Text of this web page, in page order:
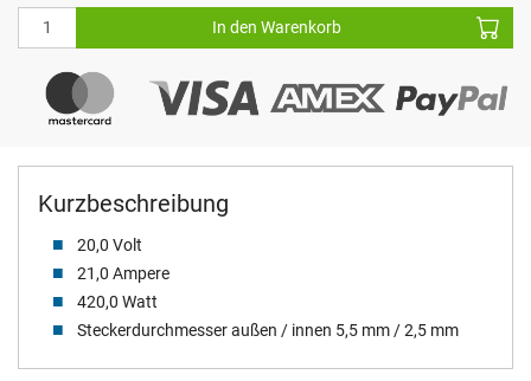
Kurzbeschreibung
20,0 Volt
21,0 Ampere
420,0 Watt
Steckerdurchmesser außen / innen 5,5 mm / 2,5 mm
In den Warenkorb